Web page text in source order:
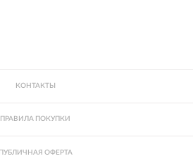
КОНТАКТЫ
ПРАВИЛА ПОКУПКИ
ПУБЛИЧНАЯ ОФЕРТА